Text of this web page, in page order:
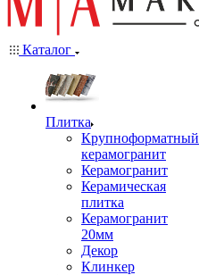
Каталог
Плитка
Крупноформатный
керамогранит
Керамогранит
Керамическая
плитка
Керамогранит
20мм
Декор
Клинкер